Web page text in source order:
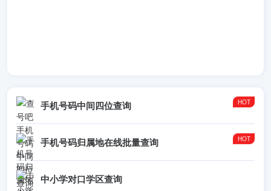
月14日 (一) 10:42 (CST)
新增留言
--匿名用户 2016年3月20日 (日) 11:33 (CST)
留言： +82-70-8667-4916 .请问这个号码是韩国江南号码吗？
求答求答!谢谢
手机号码中间四位查询
手机号码归属地在线批量查询
中小学对口学区查询